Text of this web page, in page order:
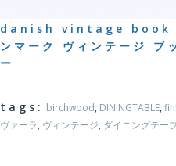
danish vintage book
ンマーク ヴィンテージ ブ
ー
tags: birchwood, DININGTABLE,
ヴァーラ, ヴィンテージ, ダイニングテー